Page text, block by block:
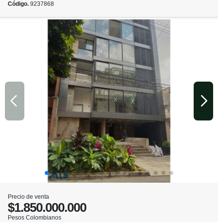
Código. 9237868
Precio de venta
$1.850.000.000
Pesos Colombianos